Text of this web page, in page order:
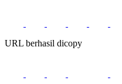
URL berhasil dicopy